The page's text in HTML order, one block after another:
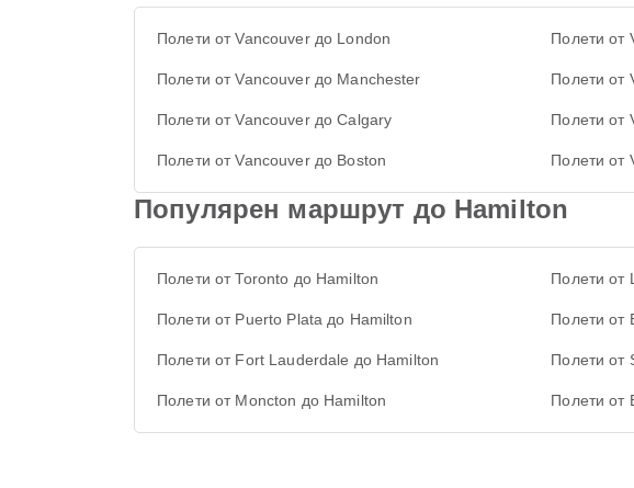
Полети от Vancouver до London Полети от
Полети от Vancouver до Manchester Полети от
Полети от Vancouver до Calgary Полети от
Полети от Vancouver до Boston Полети от
Популярен маршрут до Hamilton
Полети от Toronto до Hamilton Полети от
Полети от Puerto Plata до Hamilton Полети от
Полети от Fort Lauderdale до Hamilton Полети от
Полети от Moncton до Hamilton Полети от